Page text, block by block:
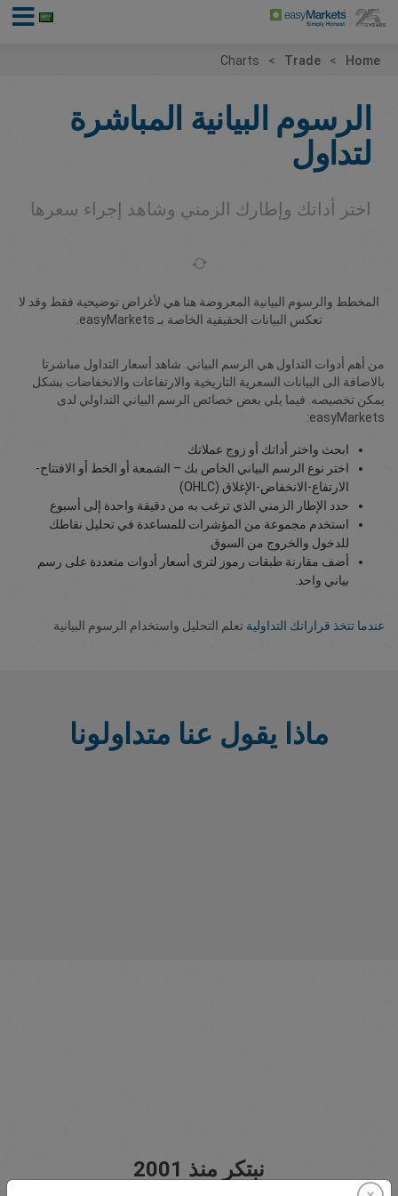
Home
Trade
Charts
الرسوم البيانية المباشرة
لتداول
اختر أداتك وإطارك الزمني وشاهد إجراء سعرها
المخطط والرسوم البيانية المعروضة هنا هي لأغراض توضيحية فقط وقد لا
تعكس البيانات الحقيقية الخاصة بـ easyMarkets.
من أهم أدوات التداول هي الرسم البياني. شاهد أسعار التداول مباشرتا
بالاضافة الى البيانات السعرية التاريخية والارتفاعات والانخفاضات بشكل
يمكن تخصيصه. فيما يلي بعض خصائص الرسم البياني التداولي لدى
easyMarkets:
ابحث واختر أداتك أو زوج عملاتك
اختر نوع الرسم البياني الخاص بك – الشمعة أو الخط أو الافتتاح-
الارتفاع-الانخفاض-الإغلاق (OHLC)
حدد الإطار الزمني الذي ترغب به من دقيقة واحدة إلى أسبوع
استخدم مجموعة من المؤشرات للمساعدة في تحليل نقاطك
للدخول والخروج من السوق
أضف مقارنة طبقات رموز لترى أسعار أدوات متعددة على رسم
بياني واحد.
عندما تتخذ قراراتك التداولية تعلم التحليل واستخدام الرسوم البيانية
ماذا يقول عنا متداولونا
نبتكر منذ 2001